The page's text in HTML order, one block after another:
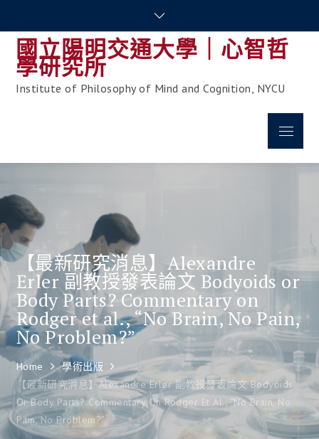
content國立陽明交通大學｜心智哲
學研究所
Institute of Philosophy of Mind and Cognition, NYCU
Menu
【最新研究消息】Alexandre
Erler 副教授發表論文 Bodyoids or
Body Parts? Commentary on
Rodger et al., “No Brain, No Pain,
No Problem?”
Home
學術出版
【最新研究消息】Alexandre Erler 副教授發表論文 Bodyoids
Or Body Parts? Commentary On Rodger Et Al., “No Brain, No
Pain, No Problem?”